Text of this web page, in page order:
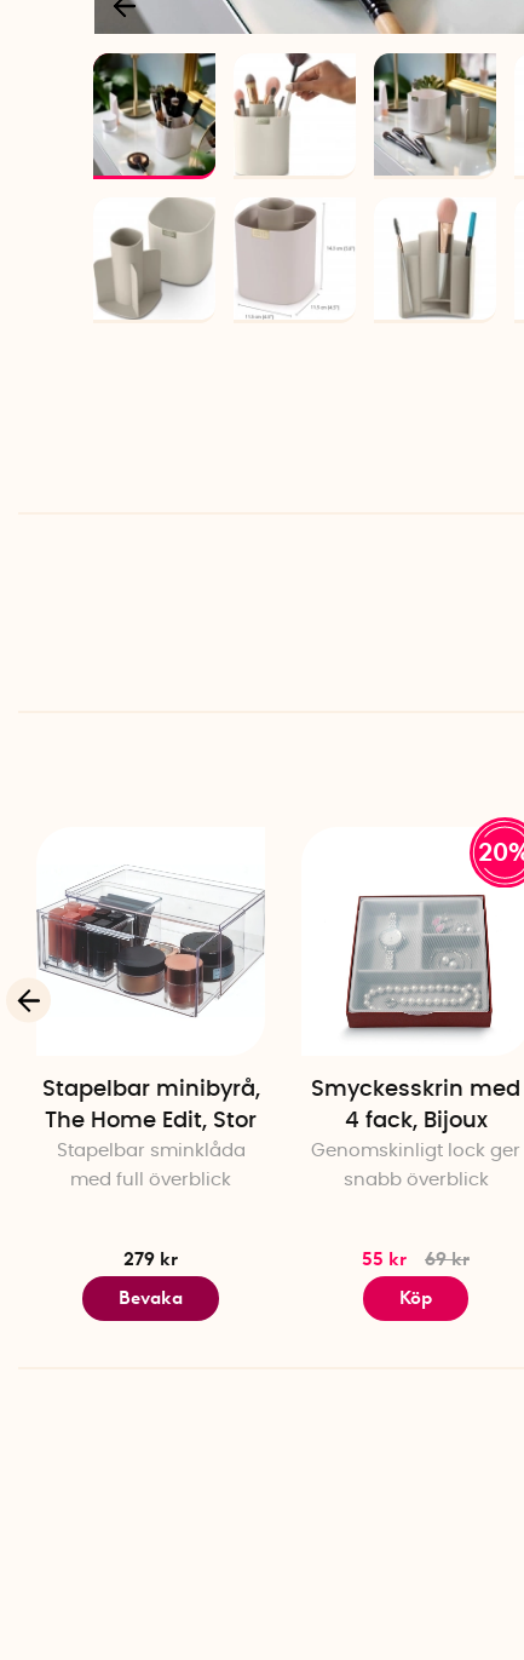
Stapelbar minibyrå,
The Home Edit, Stor
Stapelbar sminklåda
med full överblick
279 kr
Bevaka
Smyckesskrin med
4 fack, Bijoux
Genomskinligt lock ger
snabb överblick
55 kr
69 kr
Köp